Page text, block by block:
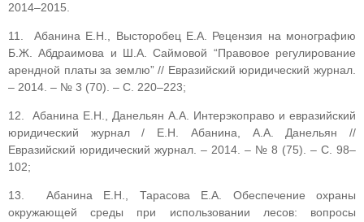
2014–2015.
11. Абанина Е.Н., Высторобец Е.А. Рецензия на монографию
Б.Ж. Абдраимова и Ш.А. Саймовой “Правовое регулирование
арендной платы за землю” // Евразийский юридический журнал.
– 2014. – № 3 (70). – С. 220–223;
12. Абанина Е.Н., Данельян А.А. Интерэкоправо и евразийский
юридический журнал / Е.Н. Абанина, А.А. Данельян //
Евразийский юридический журнал. – 2014. – № 8 (75). – С. 98–
102;
13. Абанина Е.Н., Тарасова Е.А. Обеспечение охраны
окружающей среды при использовании лесов: вопросы